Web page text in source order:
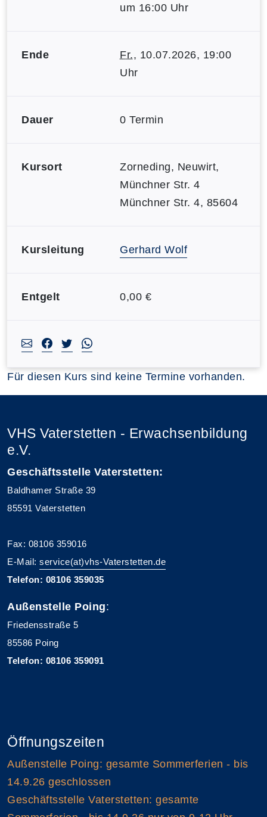
um 16:00 Uhr
Ende Fr., 10.07.2026, 19:00
Uhr
Dauer 0 Termin
Kursort
Zorneding, Neuwirt,
Münchner Str. 4
Münchner Str. 4, 85604
Kursleitung Gerhard Wolf
Entgelt 0,00 €
Für diesen Kurs sind keine Termine vorhanden.
VHS Vaterstetten - Erwachsenbildung
e.V.
Geschäftsstelle Vaterstetten:
Baldhamer Straße 39
85591 Vaterstetten
Fax: 08106 359016
E-Mail: service(at)vhs-Vaterstetten.de
Telefon: 08106 359035
Außenstelle Poing:
Friedensstraße 5
85586 Poing
Telefon: 08106 359091
Öffnungszeiten
Außenstelle Poing: gesamte Sommerferien - bis
14.9.26 geschlossen
Geschäftsstelle Vaterstetten: gesamte